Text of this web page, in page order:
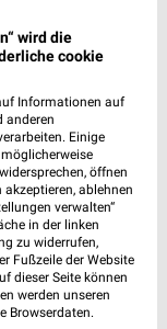
wird die
cookie
Informationen auf
anderen
Einige
öffnen
akzeptieren, ablehnen
verwalten“
in der linken
zu widerrufen,
Fußzeile der Website
dieser Seite können
werden unseren
Browserdaten.